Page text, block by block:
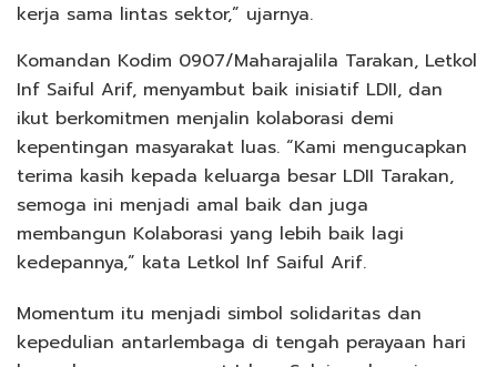
kerja sama lintas sektor,” ujarnya.
Komandan Kodim 0907/Maharajalila Tarakan, Letkol
Inf Saiful Arif, menyambut baik inisiatif LDII, dan
ikut berkomitmen menjalin kolaborasi demi
kepentingan masyarakat luas. “Kami mengucapkan
terima kasih kepada keluarga besar LDII Tarakan,
semoga ini menjadi amal baik dan juga
membangun Kolaborasi yang lebih baik lagi
kedepannya,” kata Letkol Inf Saiful Arif.
Momentum itu menjadi simbol solidaritas dan
kepedulian antarlembaga di tengah perayaan hari